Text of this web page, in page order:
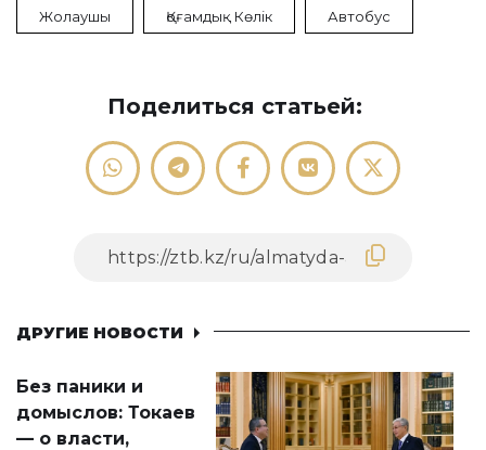
Жолаушы Қоғамдық Көлік Автобус
Поделиться статьей:
ДРУГИЕ НОВОСТИ
Без паники и
домыслов: Токаев
— о власти,